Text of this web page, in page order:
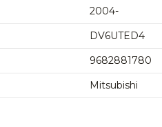
2004-
DV6UTED4
9682881780
Mitsubishi